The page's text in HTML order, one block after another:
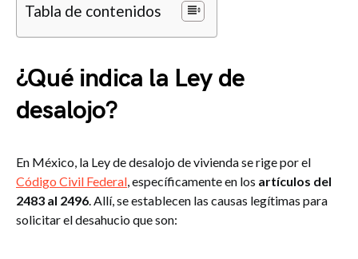
Tabla de contenidos
¿Qué indica la Ley de
desalojo?
En México, la Ley de desalojo de vivienda se rige por el
Código Civil Federal, específicamente en los artículos del
2483 al 2496. Allí, se establecen las causas legítimas para
solicitar el desahucio que son: